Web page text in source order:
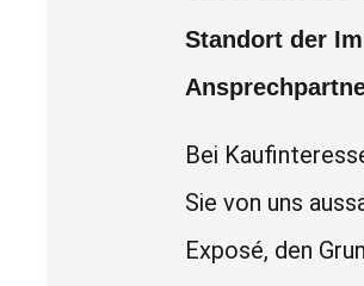
Standort der
Bei
Sie von uns
Exposé, den